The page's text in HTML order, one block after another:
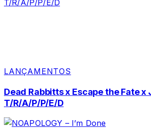
LANÇAMENTOS
Dead Rabbitts x Escape the Fate x
T/R/A/P/P/E/D